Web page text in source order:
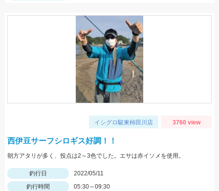
イシグロ駿東柿田川店 3760 view
西伊豆サーフシロギス好調！！
朝方アタリが多く、投点は2～3色でした。エサは赤イソメを使用。
釣行日
2022/05/11
釣行時間
05:30～09:30